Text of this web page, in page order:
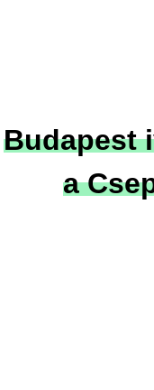
Budapest
a